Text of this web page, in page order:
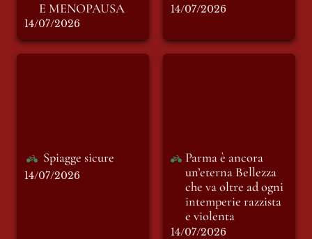
E MENOPAUSA
14/07/2026
14/07/2026
Spiagge sicure
14/07/2026
Parma è ancora
un’eterna Bellezza
che va oltre ad ogni
intemperie razzista
e violenta
14/07/2026